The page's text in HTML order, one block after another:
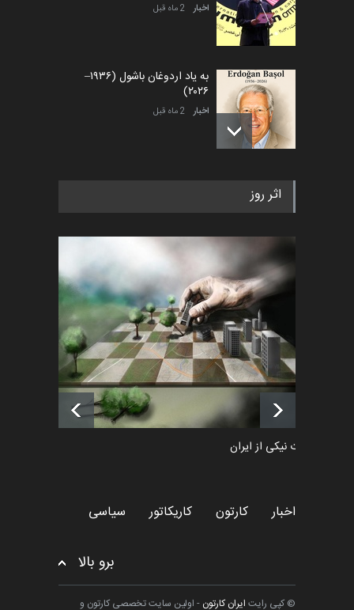
اخبار 2 ماه قبل
به یاد اردوغان باشول (۱۹۳۶–
۲۰۲۶)
اخبار 2 ماه قبل
رویداد کارگاهی کارتون و پوستر
اخبار 6 ماه قبل
فراخوان رویداد کارگاهی کارتون و
پوستر "ایران سربل…
اخبار 6 ماه قبل
لیست شرکت کنندگان یازدهمین
جشنواره بین‌المللی کا…
اخبار
اثر روز
طراوت نیکی از ایران
اخبار کارتون کاریکاتور سیاسی
برو بالا
© کپی رایت ایران کارتون - اولین سایت تخصصی کارتون و